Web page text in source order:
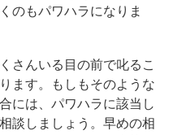
のもパワハラになりま
さんいる目の前で叱るこ
ます。もしもそのような
には、パワハラに該当し
談しましょう。早めの相